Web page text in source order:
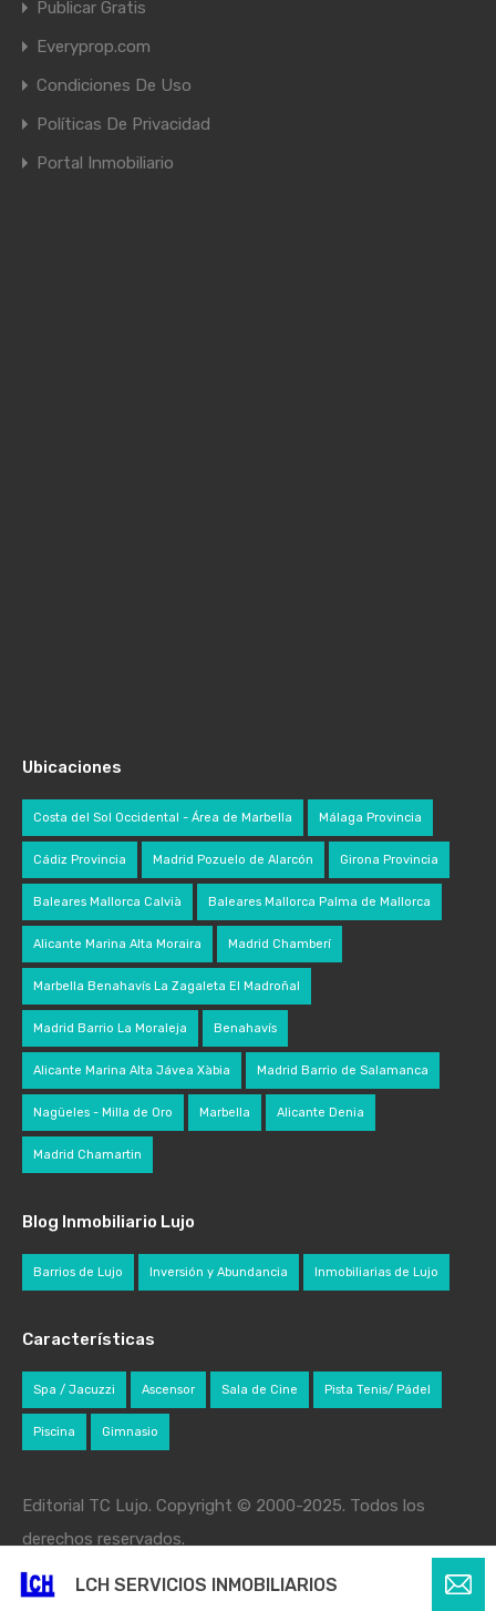
Publicar Gratis
Everyprop.com
Condiciones De Uso
Políticas De Privacidad
Portal Inmobiliario
Ubicaciones
Costa del Sol Occidental - Área de Marbella Málaga Provincia
Cádiz Provincia Madrid Pozuelo de Alarcón Girona Provincia
Baleares Mallorca Calvià Baleares Mallorca Palma de Mallorca
Alicante Marina Alta Moraira Madrid Chamberí
Marbella Benahavís La Zagaleta El Madroñal
Madrid Barrio La Moraleja Benahavís
Alicante Marina Alta Jávea Xàbia Madrid Barrio de Salamanca
Nagüeles - Milla de Oro Marbella Alicante Denia
Madrid Chamartin
Blog Inmobiliario Lujo
Barrios de Lujo Inversión y Abundancia Inmobiliarias de Lujo
Características
Spa / Jacuzzi Ascensor Sala de Cine Pista Tenis/ Pádel
Piscina Gimnasio
Editorial TC Lujo. Copyright © 2000-2025. Todos los
derechos reservados.
LCH SERVICIOS INMOBILIARIOS